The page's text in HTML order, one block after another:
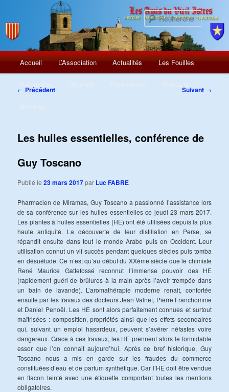
Menu
principal
Aller
Accueil L’Association Actualités Les Fouilles
Navigation
← Précédent Suivant →
Les huiles essentielles, conférence de
Guy Toscano
Publié le23 mars 2017par Luc FABRE
Pharmacien de Miramas, Guy Toscano a passionné l’assistance lors
de sa conférence sur les huiles essentielles ce jeudi 23 mars 2017.
Les plantes à huiles essentielles (HE) ont été utilisées depuis la plus
haute antiquité. La découverte de leur distillation en Perse, se
répandit ensuite dans tout le monde Arabe puis en Occident. Leur
utilisation connut un vif succès pendant quelques siècles puis tomba
en désuétude. Ce n’est qu’au début du XXème siècle que le chimiste
René Maurice Gattefossé reconnut l’immense pouvoir des HE
(rapidement guéri de brûlures à la main après l’avoir trempée dans
un bain de lavande). L’aromathérapie moderne renait, confortée
ensuite par les travaux des docteurs Jean Valnet, Pierre Franchomme
et Daniel Penoël. Les HE sont alors parfaitement connues et surtout
maîtrisées : composition, propriétés ainsi que les effets secondaires
qui, suivant un emploi hasardeux, peuvent s’avérer néfastes voire
dangereux. Grace à ces travaux, les HE prennent alors le formidable
essor que l’on connait aujourd’hui. Après ce bref historique, Guy
Toscano nous a mis en garde sur les fraudes du commerce
constituées d’eau et de parfum synthétique. Car l’HE doit être vendue
en flacon teinté avec une étiquette comportant toutes les mentions
obligatoires.